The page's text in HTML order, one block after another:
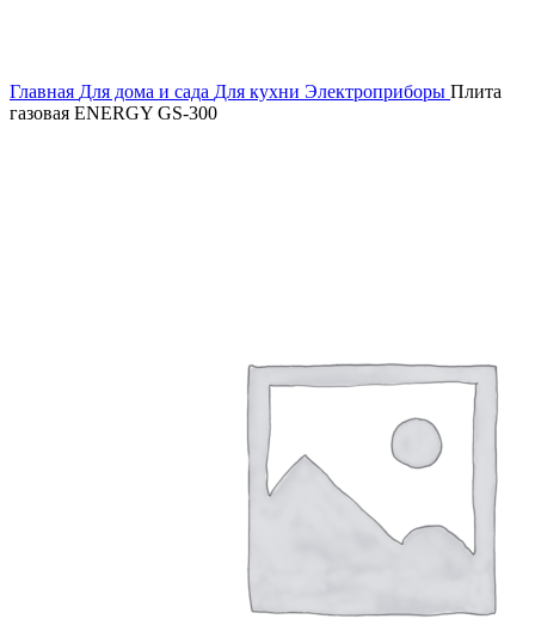
Главная Для дома и сада Для кухни Электроприборы Плита
газовая ENERGY GS-300